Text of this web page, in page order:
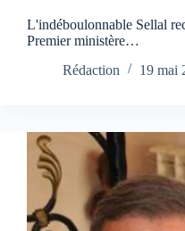
L'indéboulonnable Sellal
Premier ministère…
Rédaction
19 mai